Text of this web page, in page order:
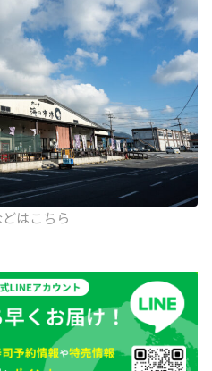
はこちら